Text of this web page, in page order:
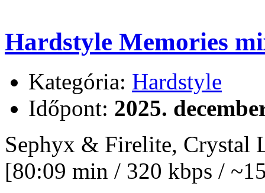
Hardstyle Memories
Kategória: Hardstyle
Időpont: 2025.
Sephyx & Firelite, Crystal
[80:09 min / 320 kbps /